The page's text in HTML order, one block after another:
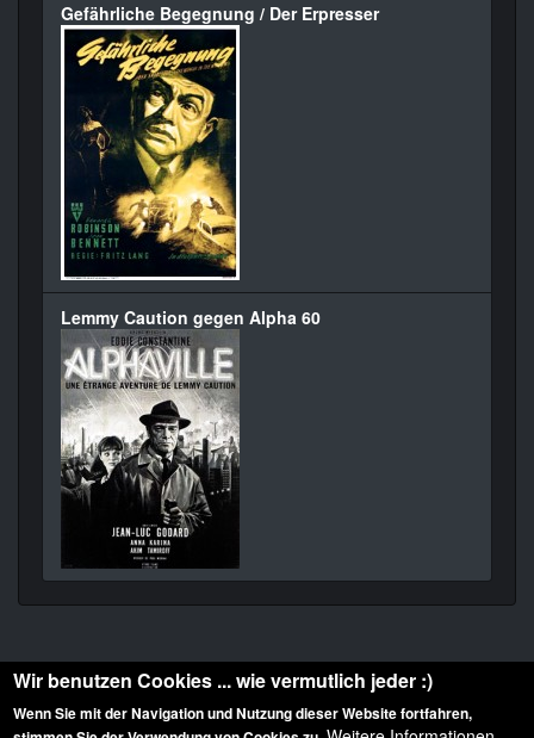
Gefährliche Begegnung / Der Erpresser
Lemmy Caution gegen Alpha 60
Wir benutzen Cookies ... wie vermutlich jeder :)
Wenn Sie mit der Navigation und Nutzung dieser Website fortfahren,